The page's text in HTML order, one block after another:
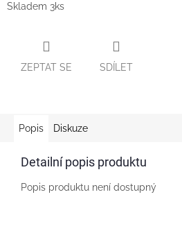
Skladem 3ks
ZEPTAT SE SDÍLET
Popis Diskuze
Detailní popis produktu
Popis produktu není dostupný